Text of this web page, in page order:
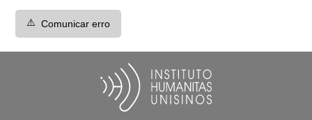
⚠️ Comunicar erro